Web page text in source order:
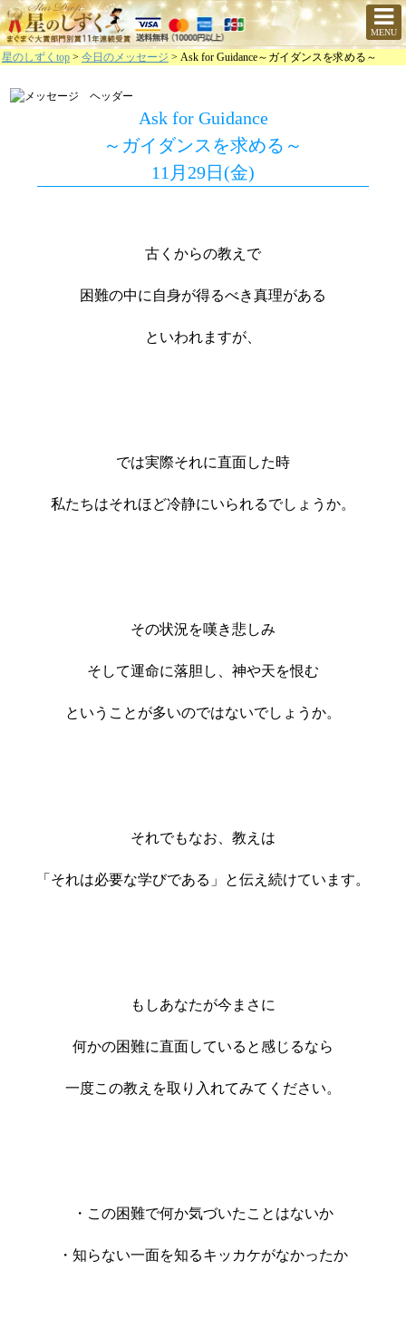
MENU
星のしずくtop > 今日のメッセージ > Ask for Guidance～ガイダンスを求める～
Ask for Guidance
～ガイダンスを求める～
11月29日(金)
古くからの教えで
困難の中に自身が得るべき真理がある
といわれますが、
では実際それに直面した時
私たちはそれほど冷静にいられるでしょうか。
その状況を嘆き悲しみ
そして運命に落胆し、神や天を恨む
ということが多いのではないでしょうか。
それでもなお、教えは
「それは必要な学びである」と伝え続けています。
もしあなたが今まさに
何かの困難に直面していると感じるなら
一度この教えを取り入れてみてください。
・この困難で何か気づいたことはないか
・知らない一面を知るキッカケがなかったか